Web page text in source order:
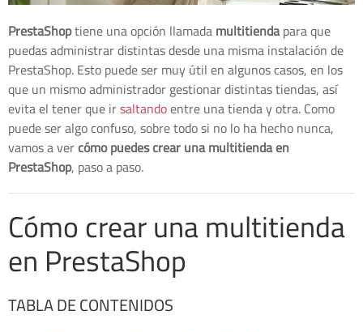
PrestaShoptiene una opción llamadamultitiendapara que
puedas administrar distintas desde una misma instalación de
PrestaShop. Esto puede ser muy útil en algunos casos, en los
que un mismo administrador gestionar distintas tiendas, así
evita el tener que irsaltandoentre una tienda y otra. Como
puede ser algo confuso, sobre todo si no lo ha hecho nunca,
vamos a vercómo puedes crear una multitienda en
PrestaShop, paso a paso.
Cómo crear una multitienda
en PrestaShop
TABLA DE CONTENIDOS